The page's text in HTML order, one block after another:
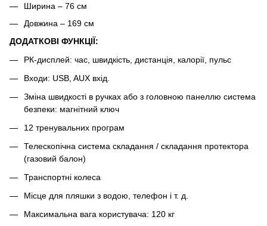
Ширина – 76 см
Довжина – 169 см
ДОДАТКОВІ ФУНКЦІЇ:
РК-дисплей: час, швидкість, дистанція, калорії, пульс
Входи: USB, AUX вхід.
Зміна швидкості в ручках або з головною панеллю система
безпеки: магнітний ключ
12 тренувальних програм
Телескопічна система складання / складання протектора
(газовий балон)
Транспортні колеса
Місце для пляшки з водою, телефон і т. д.
Максимальна вага користувача: 120 кг